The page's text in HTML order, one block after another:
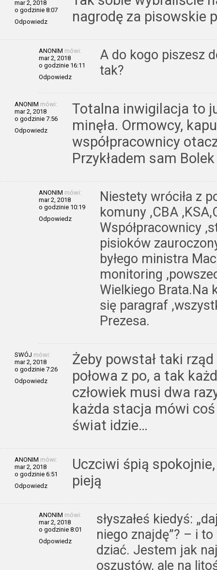
mar 2, 2018
o godzinie 8:07
Odpowiedz
nagrodę za pisowskie
ANONIM mówi:
mar 2, 2018
o godzinie 16:11
Odpowiedz
A do kogo piszesz
tak?
ANONIM mówi:
mar 2, 2018
o godzinie 7:56
Odpowiedz
Totalna inwigilacja to
minęła. Ormowcy,
współpracownicy
Przykładem sam
ANONIM mówi:
mar 2, 2018
o godzinie 10:19
Odpowiedz
Niestety wróciła z
komuny ,CBA
Współpracownicy
pisioków
byłego ministra
monitoring
Wielkiego Brata.Na
się paragraf
Prezesa.
SWÓJ mówi:
mar 2, 2018
o godzinie 7:26
Odpowiedz
Żeby powstał taki
połowa z po, a tak
człowiek musi dwa
każda stacja mówi
świat idzie…
ANONIM mówi:
mar 2, 2018
o godzinie 6:51
Odpowiedz
Uczciwi śpią
pieją
ANONIM mówi:
mar 2, 2018
o godzinie 8:01
Odpowiedz
słyszałeś kiedyś:
niego znajdę”? – i
dziać. Jestem jak
oszustów, ale na